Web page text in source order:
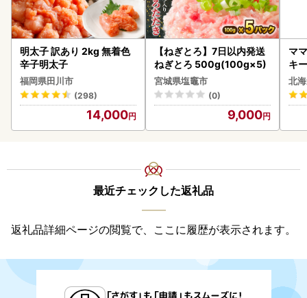
明太子 訳あり 2kg 無着色
辛子明太子
福岡県田川市
(298)
14,000
【ねぎとろ】7日以内発送
ねぎとろ 500g(100g×5)
宮城県塩竈市
(0)
9,000
マ
キ
ズ
0
北
最近チェックした返礼品
返礼品詳細ページの閲覧で、ここに履歴が表示されます。